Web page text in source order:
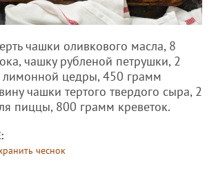
чашки оливкового масла, 8
чашку рубленой петрушки, 2
цедры, 450 грамм
чашки тертого твердого сыра, 2
пиццы, 800 грамм креветок.
чеснок